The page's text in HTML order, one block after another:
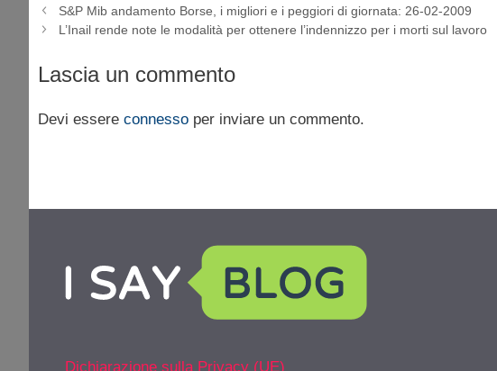
S&P Mib andamento Borse, i migliori e i peggiori di giornata: 26-02-2009
L’Inail rende note le modalità per ottenere l’indennizzo per i morti sul lavoro
Lascia un commento
Devi essere connesso per inviare un commento.
Dichiarazione sulla Privacy (UE)